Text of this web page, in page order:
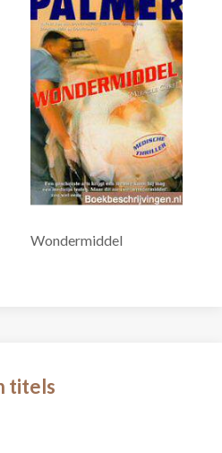
Wondermiddel
titels